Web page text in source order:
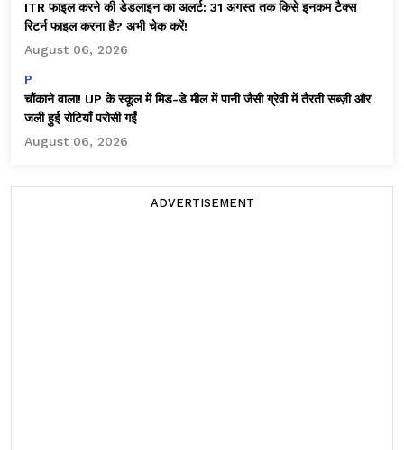
ITR फाइल करने की डेडलाइन का अलर्ट: 31 अगस्त तक किसे इनकम टैक्स
रिटर्न फाइल करना है? अभी चेक करें!
August 06, 2026
P
चौंकाने वाला! UP के स्कूल में मिड-डे मील में पानी जैसी ग्रेवी में तैरती सब्ज़ी और
जली हुई रोटियाँ परोसी गईं
August 06, 2026
ADVERTISEMENT